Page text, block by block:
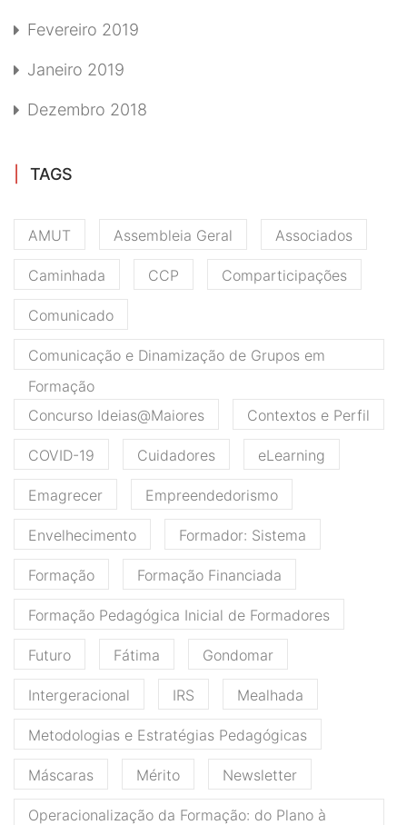
Fevereiro 2019
Janeiro 2019
Dezembro 2018
TAGS
AMUT Assembleia Geral Associados
Caminhada CCP Comparticipações
Comunicado
Comunicação e Dinamização de Grupos em
Formação
Concurso Ideias@Maiores
Contextos e Perfil
COVID-19 Cuidadores eLearning
Emagrecer Empreendedorismo
Envelhecimento Formador: Sistema
Formação Formação Financiada
Formação Pedagógica Inicial de Formadores
Futuro Fátima Gondomar
Intergeracional IRS Mealhada
Metodologias e Estratégias Pedagógicas
Máscaras Mérito Newsletter
Operacionalização da Formação: do Plano à